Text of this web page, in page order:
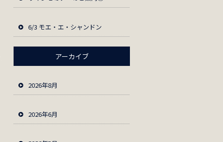
6/3 モエ・エ・シャンドン
アーカイブ
2026年8月
2026年6月